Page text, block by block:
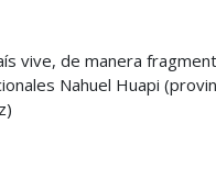
vive, de manera
Nahuel Huapi